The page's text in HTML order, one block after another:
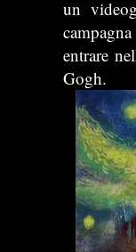
un
entrare
Gogh.